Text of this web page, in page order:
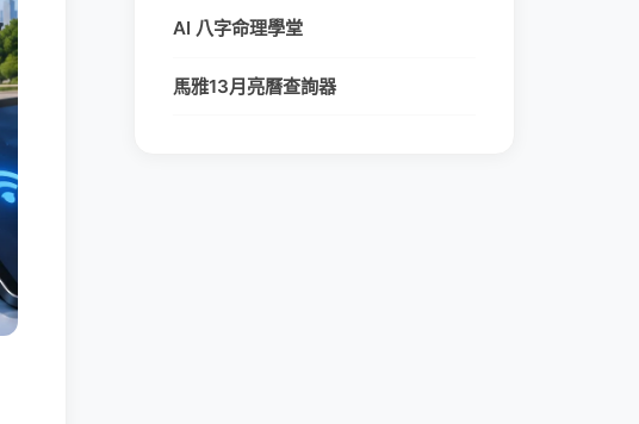
AI 八字命理學堂
馬雅13月亮曆查詢器